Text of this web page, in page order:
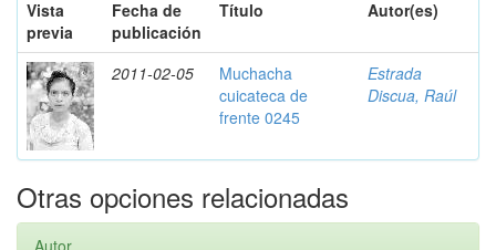
Vista
previa
Fecha de
publicación
Título Autor(es)
2011-02-05
Muchacha
cuicateca de
frente 0245
Estrada
Discua, Raúl
Otras opciones relacionadas
Autor